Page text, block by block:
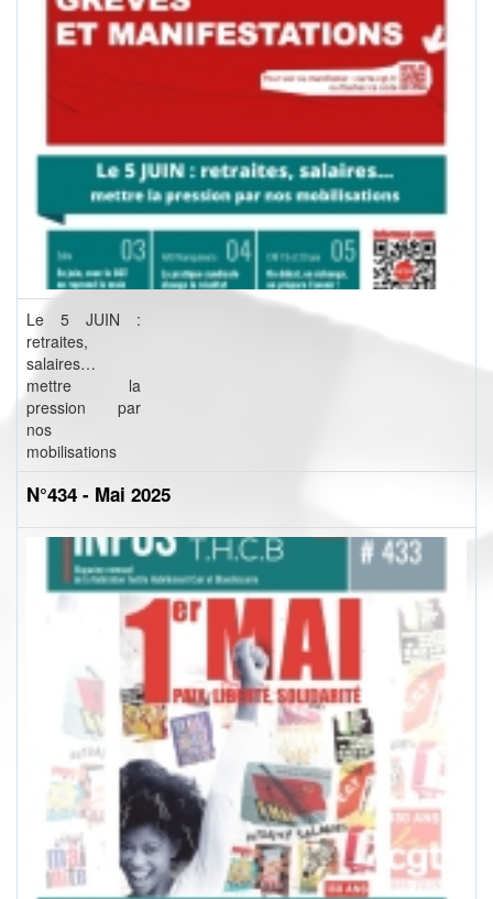
Le 5 JUIN :
retraites,
salaires…
mettre la
pression par
nos
mobilisations
N°434 - Mai 2025